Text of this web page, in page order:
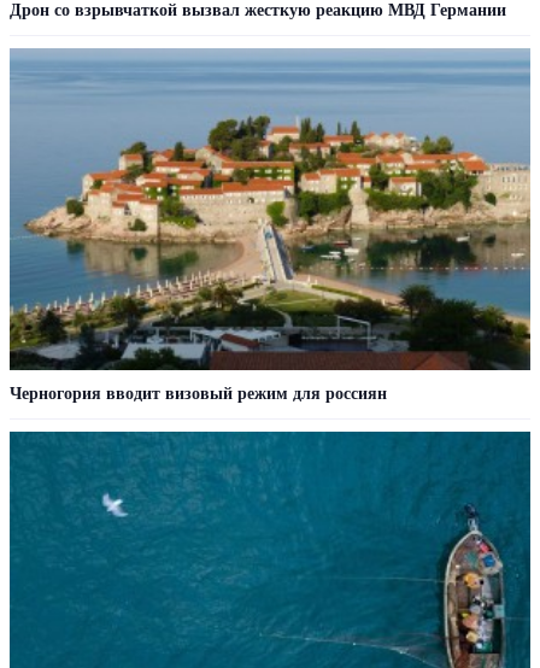
Дрон со взрывчаткой вызвал жесткую реакцию МВД Германии
Черногория вводит визовый режим для россиян